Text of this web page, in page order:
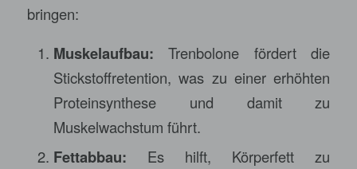
bringen:
Muskelaufbau: Trenbolone fördert die
Stickstoffretention, was zu einer erhöhten
Proteinsynthese und damit zu
Muskelwachstum führt.
Fettabbau: Es hilft, Körperfett zu